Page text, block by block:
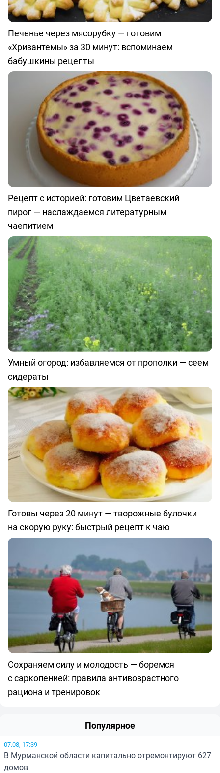
Печенье через мясорубку — готовим
«Хризантемы» за 30 минут: вспоминаем
бабушкины рецепты
Рецепт с историей: готовим Цветаевский
пирог — наслаждаемся литературным
чаепитием
Умный огород: избавляемся от прополки — сеем
сидераты
Готовы через 20 минут — творожные булочки
на скорую руку: быстрый рецепт к чаю
Сохраняем силу и молодость — боремся
с саркопенией: правила антивозрастного
рациона и тренировок
Популярное
07.08, 17:39
В Мурманской области капитально отремонтируют 627
домов